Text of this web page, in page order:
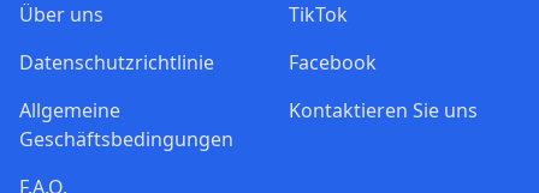
Über uns
Datenschutzrichtlinie
Allgemeine
Geschäftsbedingungen
F.A.Q.
TikTok
Facebook
Kontaktieren Sie uns